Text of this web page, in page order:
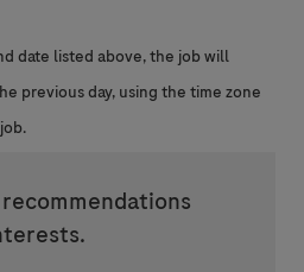
date listed above, the job will
previous day, using the time zone